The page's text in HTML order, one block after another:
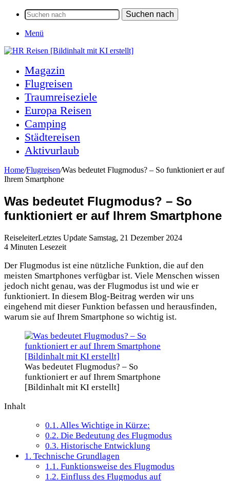
Suchen nach
Menü
Magazin
Flugreisen
Traumreiseziele
Europa Reisen
Camping
Städtereisen
Aktivurlaub
Home/Flugreisen/Was bedeutet Flugmodus? – So funktioniert er auf
Ihrem Smartphone
Was bedeutet Flugmodus? – So
funktioniert er auf Ihrem Smartphone
ReiseleiterLetztes Update Samstag, 21 Dezember 2024
4 Minuten Lesezeit
Der Flugmodus ist eine nützliche Funktion, die auf den
meisten Smartphones verfügbar ist. Viele Menschen wissen
jedoch nicht genau, was der Flugmodus ist und wie er
funktioniert. In diesem Blog-Beitrag werden wir uns
eingehend mit dieser Funktion befassen und herausfinden,
warum sie auf Ihrem Smartphone so wichtig ist.
Was bedeutet Flugmodus? – So
funktioniert er auf Ihrem Smartphone
[Bildinhalt mit KI erstellt]
Inhalt
0.1. Alles Wichtige in Kürze:
0.2. Die Bedeutung des Flugmodus
0.3. Historische Entwicklung
1. Technische Grundlagen
1.1. Funktionsweise des Flugmodus
1.2. Einfluss des Flugmodus auf